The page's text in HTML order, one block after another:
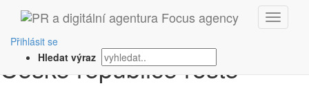
Přihlásit se
Hledat výraz
‹ Zpět
Průměrná míra prokliku v
České republice roste